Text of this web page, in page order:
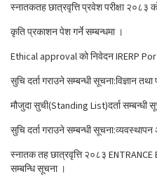
स्नातकतह छात्रवृत्ति प्रवेश परीक्षा २०८३
कृति प्रकाशन पेश गर्ने सम्बन्धमा ।
Ethical approval को निवेदन IRERP
सुचि दर्ता गराउने सम्बन्धी सूचना:विज्ञान
मौजुदा सुची(Standing List)दर्ता सम्बन्धी
सुचि दर्ता गराउने सम्बन्धी
स्नातक तह छात्रवृत्ति २०८३ ENTRANCE
सम्बन्धि सूचना ।